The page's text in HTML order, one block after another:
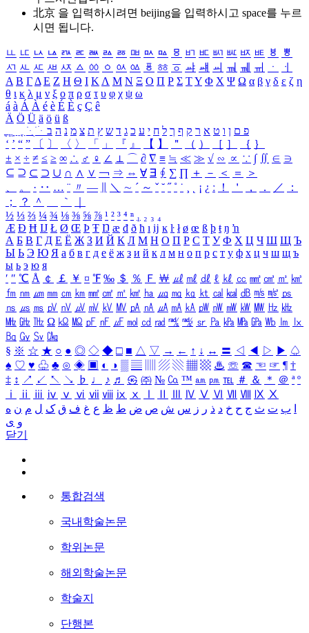
北京 을 입력하시려면 beijing을 입력하시고 space를 누르
시면 됩니다.
ㅥ ㅦ ㅧ ㅨ ㅩ ㅪ ㅫ ㅬ ㅭ ㅮ ㅯ ㅰ ㅱ ㅲ ㅳ ㅴ ㅵ ㅶ ㅷ ㅸ
ㅹ
ㅺ ㅻ ㅼ ㅽ ㅾ ㅿ ㆀ ㆁ ㆂ ㆃ ㆄ ㆅ ㆆ ㆇ ㆈ ㆉ ㆊ ㆋ ㆌ ㆍ
ㆎ
Α Β ΓΔ Ε Ζ Η Θ Ι ΚΛ Μ Ν Ξ Ο Π Ρ Σ ΤΥ Φ Χ Ψ Ω α β γ δ ε ζ η
θ ι κ λ μ ν ξ ο π ρ σ τ υ φ χ ψ ω
á à Á À é è É È ç Ç ê
Ä Ö Ü ä ö ü ß
ִֶֹ ֻּ ׁׂ פ ם ן ו ט א ר ק ף ך ל ח י ע כ ג ד ש ץ ת צ מ נ ה ב
‘ ’ “ ” 〔 〕 〈 〉 「 」 『 』 【 】 ＂ （ ） ［ ］ ｛ ｝
± × ÷ ≠ ≤ ≥ ∞ ∴ ♂ ♀ ∠ ⊥ ⌒ ∂ ∇ ≡ ≒ ≪ ≫ √ ∽ ∝ ∵ ∫ ∬ ∈ ∋
⊆ ⊇ ⊂ ⊃ ∪ ∩ ∧ ∨ ￢ ⇒ ⇔ ∀ ∃ ∮ ∑ ∏ ＋ － ＜ ＝
＞
、
。 · ‥ … ¨ 〃 ― ＼ ∼ ´ ～ ˇ ˘ ˝ ˚ ˙ ¸ ¡ ¿ ː ！ ＇ ， ． ／
：
；
？ ＾ ｀
½ ⅓ ⅔ ¼ ¾ ⅛ ⅜ ⅝ ⅞ ¹ ² ³ ⁴ ⁿ ₁ ₂ ₃ ₄
Æ Ð Ħ Ĳ Ł Ø Œ Þ Ŧ Ŋ æ đ ð ħ ı ĳ ĸ ŀ ł ø œ ß þ ŧ ŋ ŉ
А Б В Г Д Е Ё Ж З И Й К Л М Н О П Р С Т У Ф Х Ц Ч Ш Щ Ъ
Ы Ь Э Ю Я а б в г д е ё ж з и й к л м н о п р с т у ф х ц ч ш щ ъ
ы ь э ю я
′ ″ ℃ Å ￠ ￡ ￥ ¤ ℉ ‰ ＄ ％ Ｆ ￦ ㎕ ㎖ ㎗ ℓ ㎘ ㏄ ㎣ ㎤ ㎥ ㎦
㎙ ㎚ ㎛ ㎜ ㎝ ㎞ ㎟ ㎠ ㎡ ㎢ ㏊ ㎍ ㎎ ㎏ ㏏ ㎈ ㎉ ㏈ ㎧ ㎨ ㎰
㎱ ㎲ ㎳ ㎴ ㎵ ㎶ ㎷ ㎸ ㎹ ㎀ ㎁ ㎂ ㎃ ㎄ ㎺ ㎻ ㎽ ㎾ ㎿ ㎐ ㎑
㎒ ㎓ ㎔ Ω ㏀ ㏁ ㎊ ㎋ ㎌ ㏖ ㏅ ㎭ ㎮ ㎯ ㏛ ㎩ ㎪ ㎫ ㎬ ㏝ ㏐
㏓
㏃ ㏉ ㏜ ㏆
§ ※ ☆ ★ ○ ● ◎ ◇ ◆ □ ■ △ ▽ → ← ↑ ↓ ↔ 〓 ◁ ◀ ▷ ▶ ♤
♠ ♡ ♥ ♧ ♣ ⊙ ◈ ▣ ◐ ◑ ▒ ▤ ▨ ▧ ▦ ▩ ♨ ☏ ☎ ☜ ☞ ¶ †
‡ ↕ ↗ ↙ ↖ ↘ ♭ ♩ ♪ ♬ ㉿ ㈜ № ㏇ ™ ㏂ ㏘ ℡ ＃ ＆ ＊ ＠ ª º
ⅰ
ⅱ ⅲ ⅳ ⅴ ⅵ ⅶ ⅷ ⅸ ⅹ Ⅳ Ⅴ Ⅵ Ⅶ Ⅷ Ⅸ Ⅹ
ب ت ث ج ح خ د ذ ر ز س ش ص ض ط ظ ع غ ف ق ک ل م ن ه
و ی
닫기
통합검색
국내학술논문
학위논문
해외학술논문
학술지
단행본